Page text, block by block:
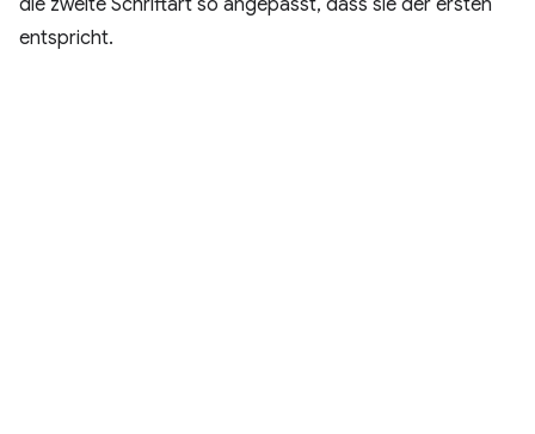
die zweite Schriftart so angepasst, dass sie der ersten
entspricht.